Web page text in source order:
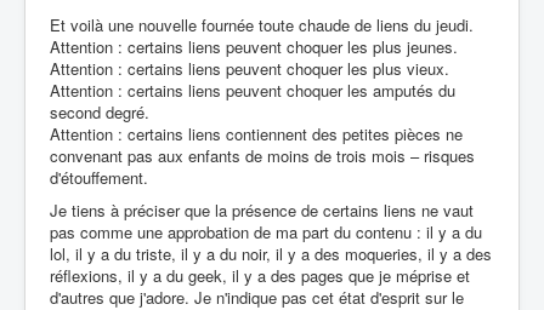
Et voilà une nouvelle fournée toute chaude de liens du jeudi.
Attention : certains liens peuvent choquer les plus jeunes.
Attention : certains liens peuvent choquer les plus vieux.
Attention : certains liens peuvent choquer les amputés du
second degré.
Attention : certains liens contiennent des petites pièces ne
convenant pas aux enfants de moins de trois mois – risques
d'étouffement.
Je tiens à préciser que la présence de certains liens ne vaut
pas comme une approbation de ma part du contenu : il y a du
lol, il y a du triste, il y a du noir, il y a des moqueries, il y a des
réflexions, il y a du geek, il y a des pages que je méprise et
d'autres que j'adore. Je n'indique pas cet état d'esprit sur le